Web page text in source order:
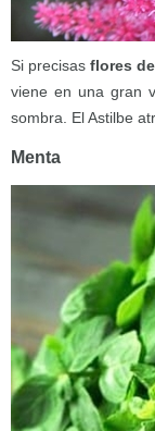
Si precisasflores
viene en una gran
sombra. El Astilbe
Menta